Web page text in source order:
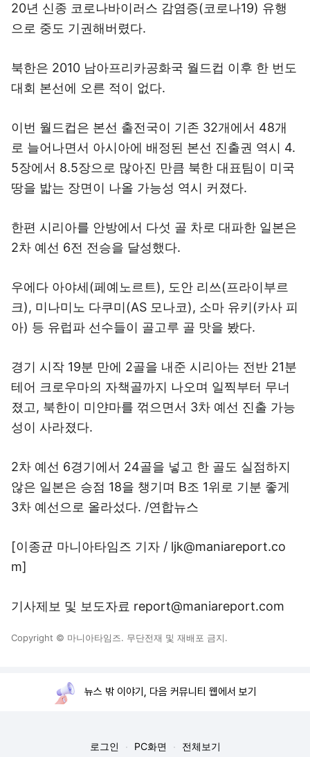
20년 신종 코로나바이러스 감염증(코로나19) 유행
으로 중도 기권해버렸다.
북한은 2010 남아프리카공화국 월드컵 이후 한 번도
대회 본선에 오른 적이 없다.
이번 월드컵은 본선 출전국이 기존 32개에서 48개
로 늘어나면서 아시아에 배정된 본선 진출권 역시 4.
5장에서 8.5장으로 많아진 만큼 북한 대표팀이 미국
땅을 밟는 장면이 나올 가능성 역시 커졌다.
한편 시리아를 안방에서 다섯 골 차로 대파한 일본은
2차 예선 6전 전승을 달성했다.
우에다 아야세(페예노르트), 도안 리쓰(프라이부르
크), 미나미노 다쿠미(AS 모나코), 소마 유키(카사 피
아) 등 유럽파 선수들이 골고루 골 맛을 봤다.
경기 시작 19분 만에 2골을 내준 시리아는 전반 21분
테어 크로우마의 자책골까지 나오며 일찍부터 무너
졌고, 북한이 미얀마를 꺾으면서 3차 예선 진출 가능
성이 사라졌다.
2차 예선 6경기에서 24골을 넣고 한 골도 실점하지
않은 일본은 승점 18을 챙기며 B조 1위로 기분 좋게
3차 예선으로 올라섰다. /연합뉴스
[이종균 마니아타임즈 기자 / ljk@maniareport.co
m]
기사제보 및 보도자료 report@maniareport.com
Copyright © 마니아타임즈. 무단전재 및 재배포 금지.
뉴스 밖 이야기, 다음 커뮤니티 웹에서 보기
로그인 PC화면 전체보기